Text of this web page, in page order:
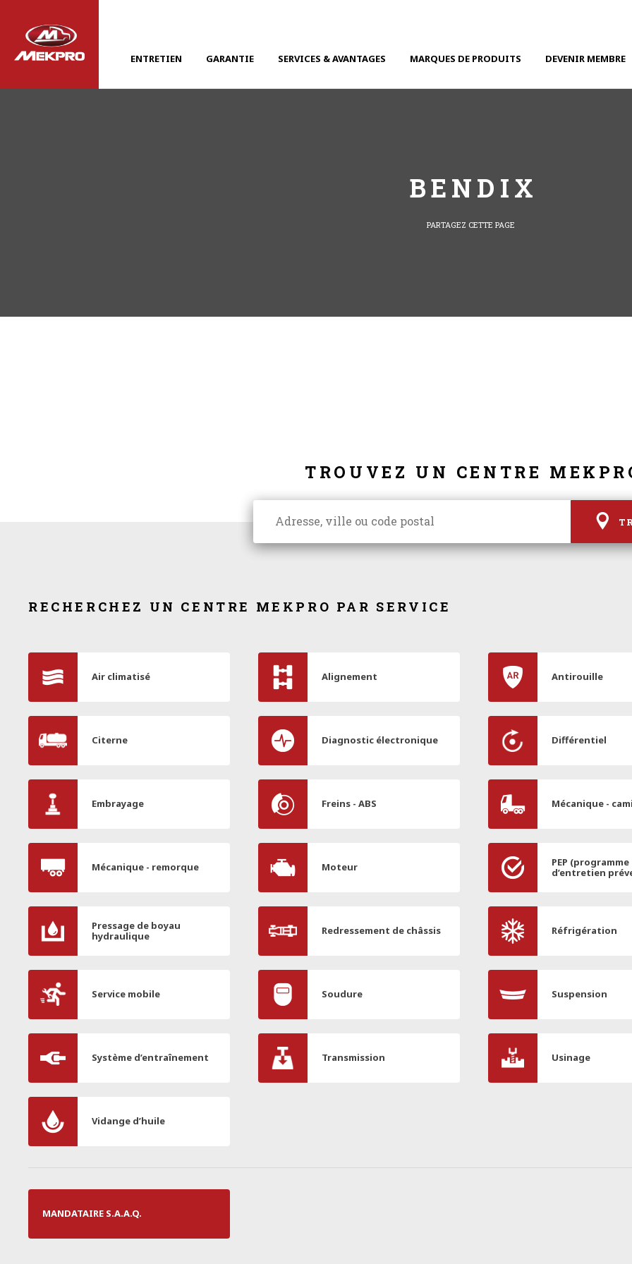
ENTRETIEN GARANTIE SERVICES & AVANTAGES MARQUES DE PRODUITS DEVENIR MEMBRE
BENDIX
PARTAGEZ CETTE PAGE
TROUVEZ UN CENTRE
RECHERCHEZ UN CENTRE MEKPRO PAR SERVICE
Air climatisé Alignement Antirouille
Citerne Diagnostic électronique Différentiel
Embrayage Freins - ABS Mécanique -
Mécanique - remorque Moteur
PEP (programme
d’entretien
Pressage de boyau
hydraulique
Redressement de châssis Réfrigération
Service mobile Soudure Suspension
Système d’entraînement Transmission Usinage
Vidange d’huile
MANDATAIRE S.A.A.Q.